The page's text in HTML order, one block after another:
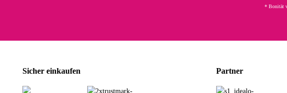
* Bonität
Sicher einkaufen Partner